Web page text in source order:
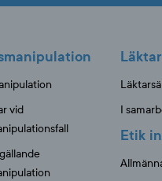
vid
I
Etik